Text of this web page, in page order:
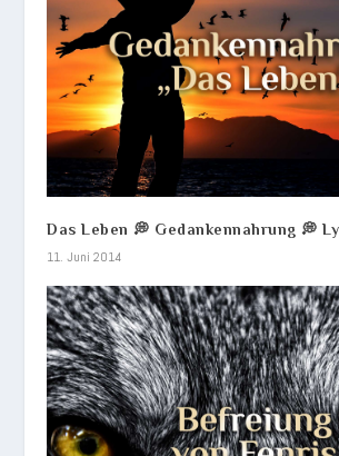
Das Leben 💭 Gedankennahrung 💭
11. Juni 2014